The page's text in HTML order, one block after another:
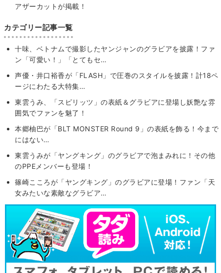
アザーカットが掲載！
カテゴリー記事一覧
十味、ベトナムで撮影したヤンジャンのグラビアを披露！ファ
ン「可愛い！」「とてもセ…
声優・井口裕香が「FLASH」で圧巻のスタイルを披露！計18ペ
ージにわたる大特集…
東雲うみ、「スピリッツ」の表紙＆グラビアに登場し妖艶な雰
囲気でファンを魅了！
本郷柚巴が「BLT MONSTER Round 9」の表紙を飾る！今まで
にはない…
東雲うみが「ヤングキング」のグラビアで泡まみれに！その他
のPPEメンバーも登場！
篠崎こころが「ヤングキング」のグラビアに登場！ファン「天
女みたいな素敵なグラビア…